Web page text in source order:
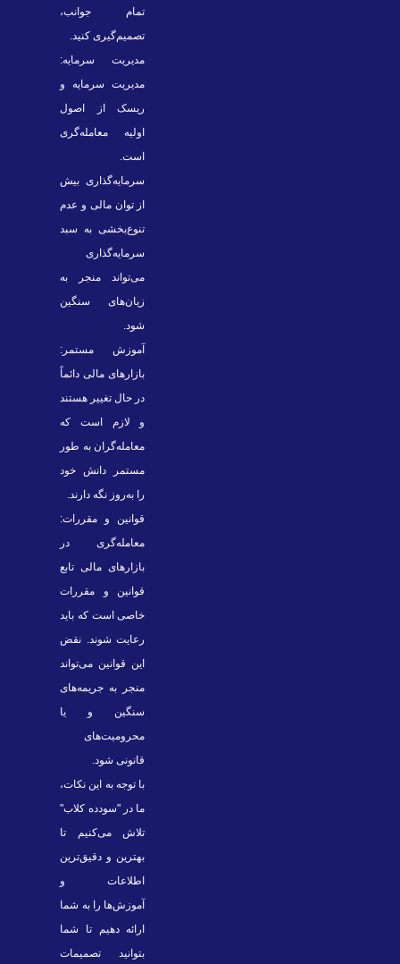
تمام جوانب،
تصمیم‌گیری کنید.
مدیریت سرمایه:
مدیریت سرمایه و
ریسک از اصول
اولیه معامله‌گری
است.
سرمایه‌گذاری بیش
از توان مالی و عدم
تنوع‌بخشی به سبد
سرمایه‌گذاری
می‌تواند منجر به
زیان‌های سنگین
شود.
آموزش مستمر:
بازارهای مالی دائماً
در حال تغییر هستند
و لازم است که
معامله‌گران به طور
مستمر دانش خود
را به‌روز نگه دارند.
قوانین و مقررات:
معامله‌گری در
بازارهای مالی تابع
قوانین و مقررات
خاصی است که باید
رعایت شوند. نقض
این قوانین می‌تواند
منجر به جریمه‌های
سنگین و یا
محرومیت‌های
قانونی شود.
با توجه به این نکات،
ما در "سودده کلاب"
تلاش می‌کنیم تا
بهترین و دقیق‌ترین
اطلاعات و
آموزش‌ها را به شما
ارائه دهیم تا شما
بتوانید تصمیمات